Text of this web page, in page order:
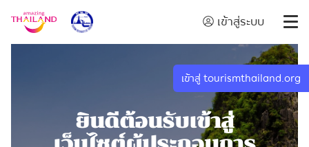
เข้าสู่ระบบ
เข้าสู่ tourismthailand.org
ยินดีต้อนรับเข้าสู่